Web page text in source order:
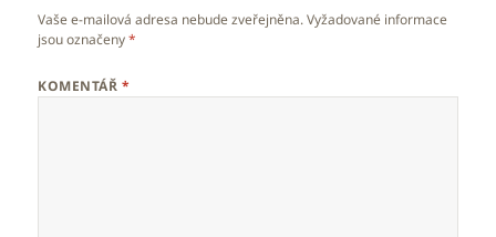
Vaše e-mailová adresa nebude zveřejněna. Vyžadované informace
jsou označeny*
KOMENTÁŘ *